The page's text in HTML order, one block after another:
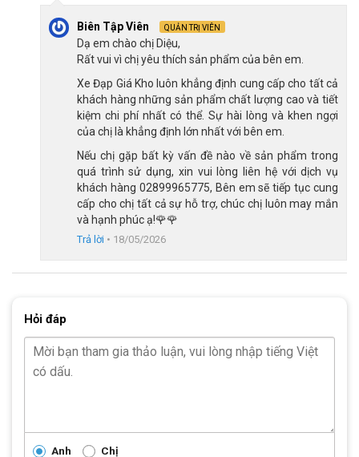
Hệ truyền động 1 tốc giúp hạn chế hư hỏng, bố mẹ dễ dàng vệ
sinh xe sau khi cho trẻ sử dụng, đồng thời giảm chi phí bảo
dưỡng khi cần.
Biên Tập Viên QUẢN TRỊ VIÊN
Dạ em chào chị Diệu,
Rất vui vì chị yêu thích sản phẩm của bên em.
Xe Đạp Giá Kho luôn khẳng định cung cấp cho tất cả
khách hàng những sản phẩm chất lượng cao và tiết
kiệm chi phí nhất có thể. Sự hài lòng và khen ngợi
của chị là khẳng định lớn nhất với bên em.
Nếu chị gặp bất kỳ vấn đề nào về sản phẩm trong
quá trình sử dụng, xin vui lòng liên hệ với dịch vụ
khách hàng 02899965775, Bên em sẽ tiếp tục cung
cấp cho chị tất cả sự hỗ trợ, chúc chị luôn may mắn
và hạnh phúc ạ!🌹🌹
Trả lời • 18/05/2026
Hỏi đáp
Anh Chị